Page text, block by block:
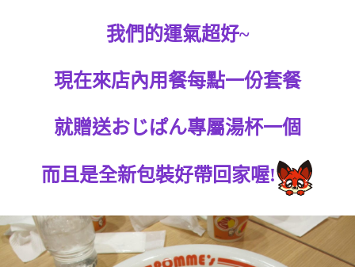
我們的運氣超好~
現在來店內用餐每點一份套餐
就贈送おじぱん專屬湯杯一個
而且是全新包裝好帶回家喔!